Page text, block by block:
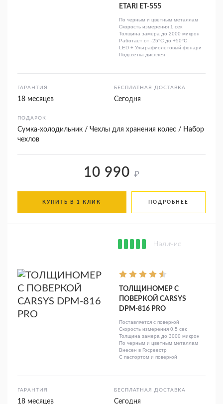
ETARI ET-555
По черным и цветным металлам
Скорость измерения 1 сек
Толщина замера до 2000 микрон
Работает от -25°C до +50°C
LED + Ультрафиолетовый фонари
Подсветка дисплея
ГАРАНТИЯ
18 месяцев
БЕСПЛАТНАЯ ДОСТАВКА
Сегодня
ПОДАРОК
Сумка-холодильник / Чехлы для хранения колес / Набор
чехлов
10 990 ₽
КУПИТЬ В 1 КЛИК ПОДРОБНЕЕ
Наличие
ТОЛЩИНОМЕР С
ПОВЕРКОЙ CARSYS
DPM-816 PRO
Поставляется с поверкой
Скорость измерения 0,5 сек
Толщина замера до 3000 микрон
По черным и цветным металлам
Внесен в Госреестр
С паспортом и поверкой
ГАРАНТИЯ
18 месяцев
БЕСПЛАТНАЯ ДОСТАВКА
Сегодня